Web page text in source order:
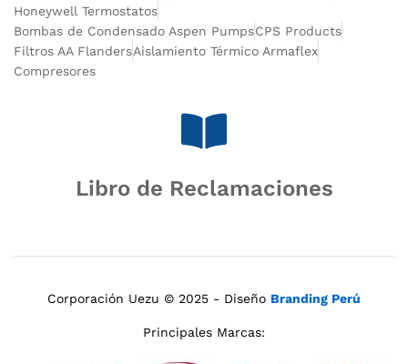
Honeywell Termostatos
Bombas de Condensado Aspen PumpsCPS Products
Filtros AA FlandersAislamiento Térmico Armaflex
Compresores
Libro de Reclamaciones
Corporación Uezu © 2025 - Diseño Branding Perú
Principales Marcas: